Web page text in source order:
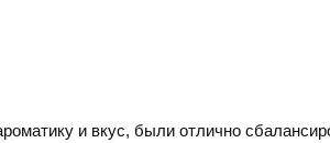
и вкус, были отлично